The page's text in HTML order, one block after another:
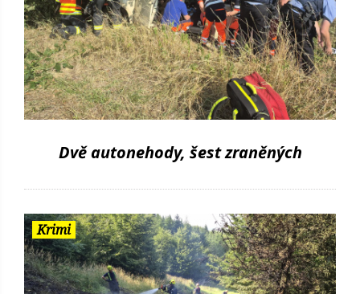
Dvě autonehody, šest zraněných
Krimi